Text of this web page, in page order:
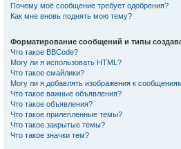
Почему моё сообщение требует одобрения?
Как мне вновь поднять мою тему?
Форматирование сообщений и типы
Что такое BBCode?
Могу ли я использовать HTML?
Что такое смайлики?
Могу ли я добавлять изображения к
Что такое важные объявления?
Что такое объявления?
Что такое прилепленные темы?
Что такое закрытые темы?
Что такое значки тем?